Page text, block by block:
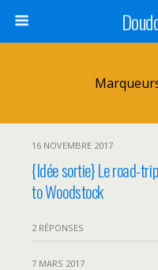
16 NOVEMBRE 2017
{Idée sortie} Le road-
to Woodstock
2 RÉPONSES
7 MARS 2017